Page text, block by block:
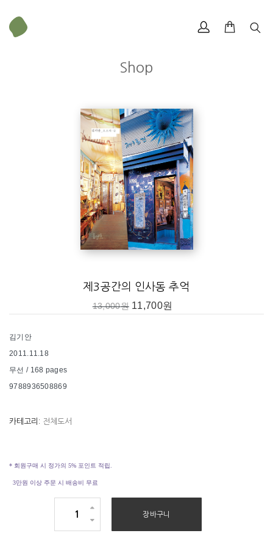
Shop
제3공간의 인사동 추억
13,000원 11,700원
김기안
2011.11.18
무선 / 168 pages
9788936508869
카테고리: 전체도서
* 회원구매 시 정가의 5% 포인트 적립.
3만원 이상 주문 시 배송비 무료
장바구니
“내가 주로 하는 작업은 동판을 부식해 색을 칠하고
동판과 동선을 용접해 오브제를 만든 뒤
따듯한 느낌을 주기 위해 색을 입히는 것이다.
나는 금속뿐 아니라 어떤 것이든지 새로운 재료를 만나면
색칠해 보고 싶은 충동이 생긴다.
색을 어떻게 써야 하는지를 알아가는 것에 큰 기쁨을 느낀다.”
공간’을 열어 2009년 3월까지 운영했다. ‘제3공간’은 반복되는 인상을
뒤로하고 잠깐 쉬어 가는 곳, 작지만 소중한 한 조각의 정을 나누는 곳
으로써 작가와 관람객이 소통할 수 있는 자리였다. 인사동의 수많은 변
화들 가운데 ‘제3공간’은 추억의 한 장면으로 남았지만, 그곳에서 만난
*금속공예가로 30여 년을 살아오셨는데, 그 길을 걷게 된 특별한 계기
는? 작업을 하면서 가장 어려운 점은 무엇인가요?
공간’은 어떤 곳이었나요?